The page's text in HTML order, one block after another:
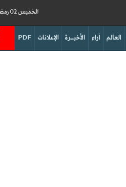
الخميس 02 رمضان 1447 العدد 19190
PDF الإعلانات الأخيــرة آراء العالم